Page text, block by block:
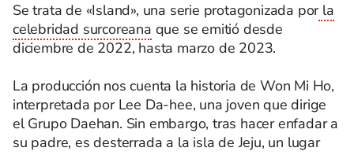
Se trata de «Island», una serie protagonizada porla
celebridad surcoreana que se emitió desde
diciembre de 2022, hasta marzo de 2023.
La producción nos cuenta la historia de Won Mi Ho,
interpretada por Lee Da-hee, una joven que dirige
el Grupo Daehan. Sin embargo, tras hacer enfadar a
su padre, es desterrada a la isla de Jeju, un lugar